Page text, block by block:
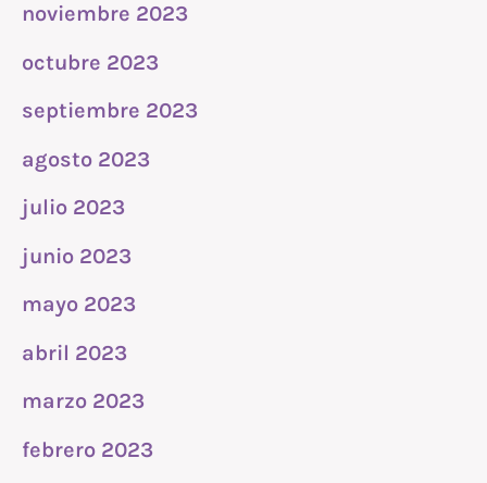
noviembre 2023
octubre 2023
septiembre 2023
agosto 2023
julio 2023
junio 2023
mayo 2023
abril 2023
marzo 2023
febrero 2023